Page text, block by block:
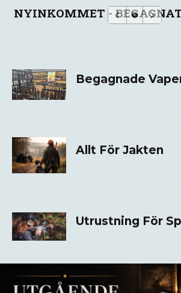
NYINKOMMET -
Begagnade
Allt För Jakten
Utrustning För